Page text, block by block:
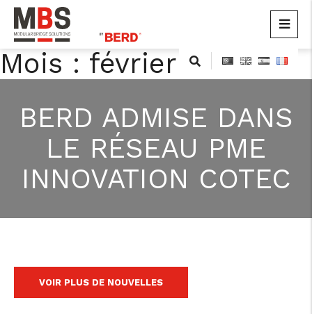
Skip
to
MBS
Modular Bridge Solutions
Mois : février 2011
BERD ADMISE DANS
LE RÉSEAU PME
INNOVATION COTEC
VOIR PLUS DE NOUVELLES